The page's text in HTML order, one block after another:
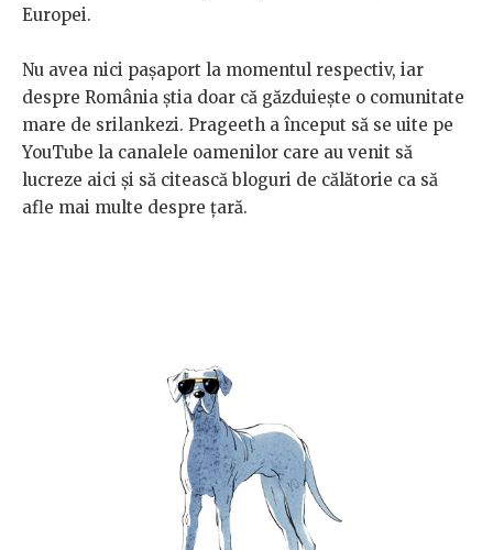
Europei.
Nu avea nici pașaport la momentul respectiv, iar
despre România știa doar că găzduiește o comunitate
mare de srilankezi. Prageeth a început să se uite pe
YouTube la canalele oamenilor care au venit să
lucreze aici și să citească bloguri de călătorie ca să
afle mai multe despre țară.